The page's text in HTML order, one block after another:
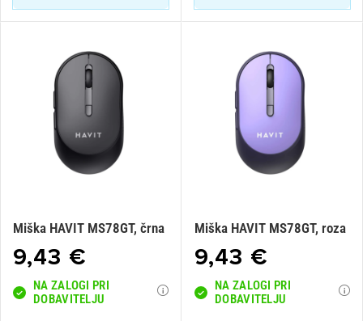
Miška HAVIT MS78GT, črna
9,43 €
NA ZALOGI PRI
DOBAVITELJU
Miška HAVIT MS78GT, roza
9,43 €
NA ZALOGI PRI
DOBAVITELJU
Prekliči Prijava